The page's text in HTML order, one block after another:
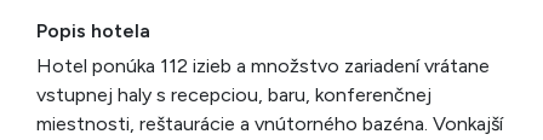
Popis hotela
Hotel ponúka 112 izieb a množstvo zariadení vrátane
vstupnej haly s recepciou, baru, konferenčnej
miestnosti, reštaurácie a vnútorného bazéna. Vonkajší